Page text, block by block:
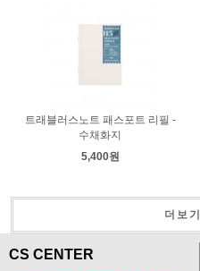
트래블러스노트 패스포트 리필 -
수채화지
5,400원
더보기
CS CENTER